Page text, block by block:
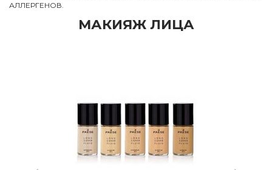
АЛЛЕРГЕНОВ.
МАКИЯЖ ЛИЦА